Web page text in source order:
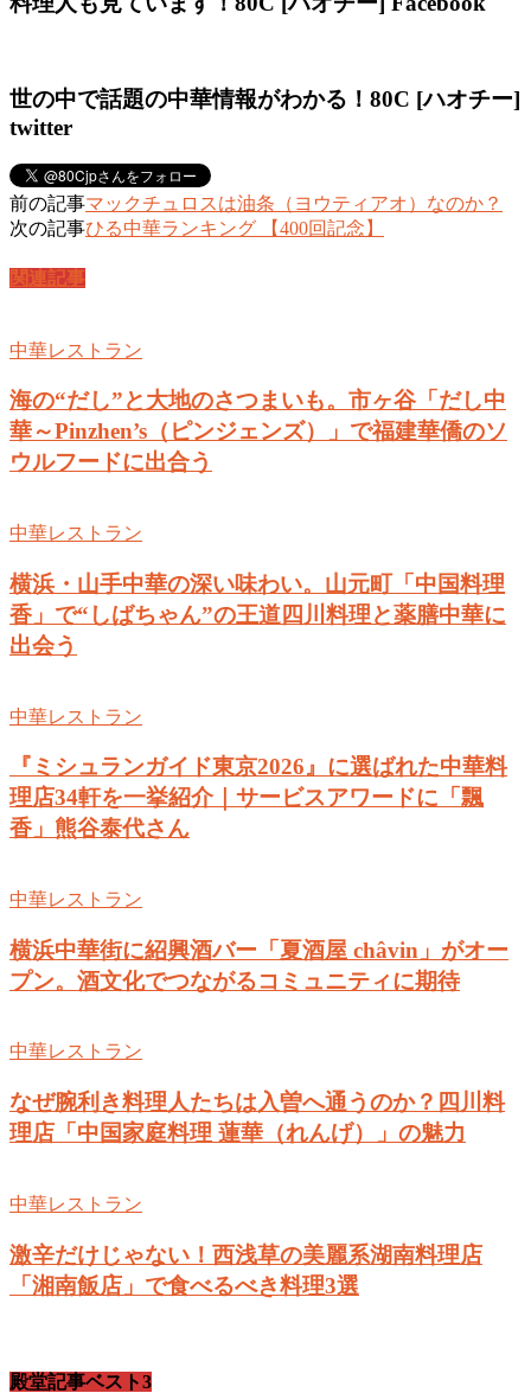
世の中で話題の中華情報がわかる！80C [ハオチー]
twitter
前の記事マックチュロスは油条（ヨウティアオ）なのか？
次の記事ひる中華ランキング 【400回記念】
関連記事
中華レストラン
海の“だし”と大地のさつまいも。市ヶ谷「だし中
華～Pinzhen’s（ピンジェンズ）」で福建華僑のソ
ウルフードに出合う
中華レストラン
横浜・山手中華の深い味わい。山元町「中国料理
香」で“しばちゃん”の王道四川料理と薬膳中華に
出会う
中華レストラン
『ミシュランガイド東京2026』に選ばれた中華料
理店34軒を一挙紹介｜サービスアワードに「飄
香」熊谷泰代さん
中華レストラン
横浜中華街に紹興酒バー「夏酒屋 châvin」がオー
プン。酒文化でつながるコミュニティに期待
中華レストラン
なぜ腕利き料理人たちは入曽へ通うのか？四川料
理店「中国家庭料理 蓮華（れんげ）」の魅力
中華レストラン
激辛だけじゃない！西浅草の美麗系湖南料理店
「湘南飯店」で食べるべき料理3選
殿堂記事ベスト3